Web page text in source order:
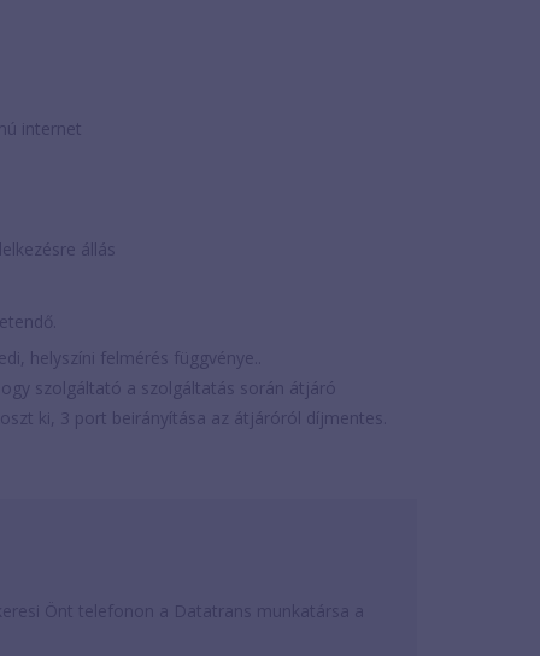
internet
állás
helyszíni felmérés függvénye..
szolgáltató a szolgáltatás során átjáró
ki, 3 port beirányítása az átjáróról díjmentes.